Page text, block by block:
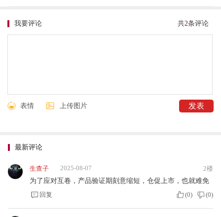
共2条评论
我要评论
表情 上传图片
最新评论
生查子 2025-08-07
2楼
为了应对互卷，产品验证期刻意缩短，仓促上市，也就难免
回复
(0) (0)